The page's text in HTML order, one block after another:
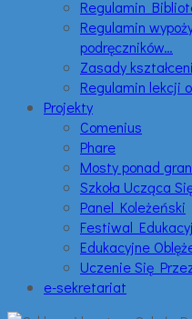
Regulamin
Regulamin
podręczników…
Zasady
Regulamin lekcji
Projekty
Comenius
Phare
Mosty ponad
Szkoła Ucząca
Panel Koleżeński
Festiwal
Edukacyjne
Uczenie Się
e-sekretariat